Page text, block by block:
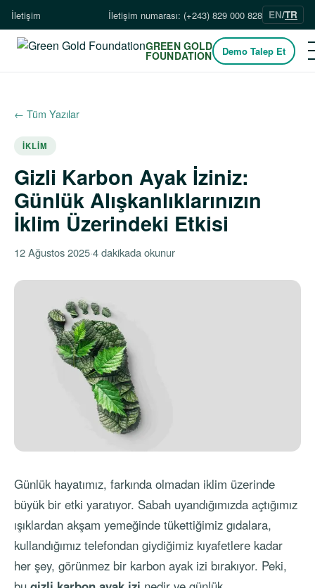
İletişim İletişim numarası: (+243) 829 000 828 EN/TR
GREEN GOLD
FOUNDATION Demo Talep Et
← Tüm Yazılar
İKLIM
Gizli Karbon Ayak İziniz:
Günlük Alışkanlıklarınızın
İklim Üzerindeki Etkisi
12 Ağustos 2025·4 dakikada okunur
Günlük hayatımız, farkında olmadan iklim üzerinde
büyük bir etki yaratıyor. Sabah uyandığımızda açtığımız
ışıklardan akşam yemeğinde tükettiğimiz gıdalara,
kullandığımız telefondan giydiğimiz kıyafetlere kadar
her şey, görünmez bir karbon ayak izi bırakıyor. Peki,